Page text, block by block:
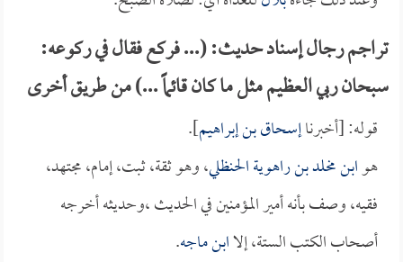
تراجم رجال إسناد حديث: (... فركع فقال في ركوعه:
سبحان ربي العظيم مثل ما كان قائماً ...) من طريق أخرى
قوله: [أخبرناإسحاق بن إبراهيم].
هوابن مخلد بن راهوية الحنظلي، وهو ثقة، ثبت، إمام، مجتهد،
فقيه، وصف بأنه أمير المؤمنين في الحديث ،وحديثه أخرجه
أصحاب الكتب الستة، إلاابن ماجه.